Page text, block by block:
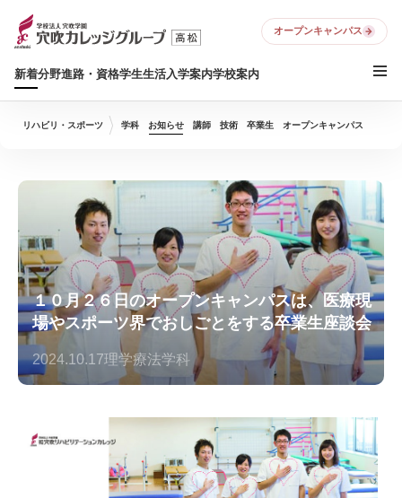
新着分野進路・資格学生生活入学案内学校案内
オープンキャンパス
リハビリ・スポーツ 学科 お知らせ 講師 技術 卒業生 オープンキャンパス
１０月２６日のオープンキャンパスは、医療現
場やスポーツ界でおしごとをする卒業生座談会
2024.10.17理学療法学科